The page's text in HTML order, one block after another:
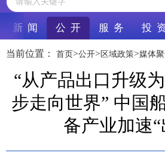
新 闻 公 开 服 务 投
当前位置： 首页>公开> 区域政策>媒体
“从产品出口升级
步走向世界” 中国
备产业加速“